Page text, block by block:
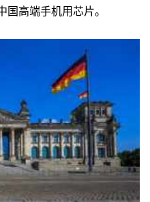
国高端手机用芯片。